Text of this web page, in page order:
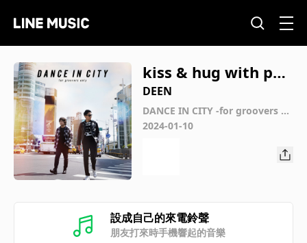
kiss & hug with pari
s match
DEEN
DANCE IN CITY -for groovers on
ly-
2024-01-10
設成自己的來電鈴聲
朋友打來時手機響起的音樂